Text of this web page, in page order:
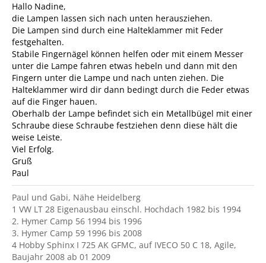
Hallo Nadine,
die Lampen lassen sich nach unten herausziehen.
Die Lampen sind durch eine Halteklammer mit Feder
festgehalten.
Stabile Fingernägel können helfen oder mit einem Messer
unter die Lampe fahren etwas hebeln und dann mit den
Fingern unter die Lampe und nach unten ziehen. Die
Halteklammer wird dir dann bedingt durch die Feder etwas
auf die Finger hauen.
Oberhalb der Lampe befindet sich ein Metallbügel mit einer
Schraube diese Schraube festziehen denn diese hält die
weise Leiste.
Viel Erfolg.
Gruß
Paul
Paul und Gabi, Nähe Heidelberg
1 VW LT 28 Eigenausbau einschl. Hochdach 1982 bis 1994
2. Hymer Camp 56 1994 bis 1996
3. Hymer Camp 59 1996 bis 2008
4 Hobby Sphinx I 725 AK GFMC, auf IVECO 50 C 18, Agile,
Baujahr 2008 ab 01 2009